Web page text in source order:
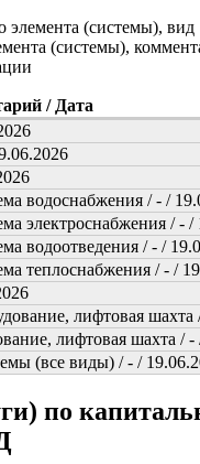
элемента (системы), вид
(системы),
/ Дата
водоснабжения / - /
электроснабжения / - /
водоотведения / - /
теплоснабжения / - /
лифтовая шахта
лифтовая шахта / -
(все виды) / - /
по